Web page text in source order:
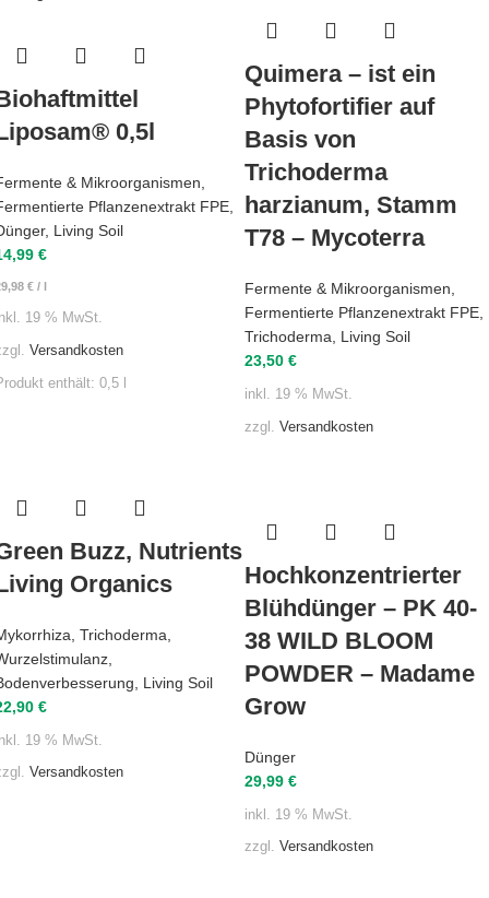
0,5l
& Mikroorganismen,
Pflanzenextrakt FPE,
, Living Soil
€
€ /
19 % MwSt.
Versandkosten
enthält: 0,5
Quimera – ist ein
Phytofortifier auf
Basis von
Trichoderma
harzianum, Stamm
T78 – Mycoterra
Fermente & Mikroorganismen
Fermentierte Pflanzenextrakt FPE
Trichoderma
Living Soil
23,50 €
inkl. 19 % MwSt.
zzgl. Versandkosten
Buzz, Nutrients
Organics
Trichoderma
Living Soil
€
19 % MwSt.
Versandkosten
Hochkonzentrierter
Blühdünger – PK 40-
38 WILD BLOOM
POWDER – Madame
Grow
Dünger
29,99 €
inkl. 19 % MwSt.
zzgl. Versandkosten